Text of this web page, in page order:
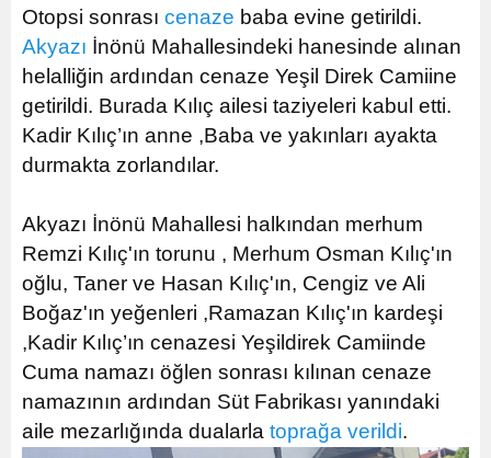
Otopsi sonrası cenaze baba evine getirildi.
Akyazı İnönü Mahallesindeki hanesinde alınan
helalliğin ardından cenaze Yeşil Direk Camiine
getirildi. Burada Kılıç ailesi taziyeleri kabul etti.
Kadir Kılıç’ın anne ,Baba ve yakınları ayakta
durmakta zorlandılar.
Akyazı İnönü Mahallesi halkından merhum
Remzi Kılıç'ın torunu , Merhum Osman Kılıç'ın
oğlu, Taner ve Hasan Kılıç'ın, Cengiz ve Ali
Boğaz'ın yeğenleri ,Ramazan Kılıç'ın kardeşi
,Kadir Kılıç’ın cenazesi Yeşildirek Camiinde
Cuma namazı öğlen sonrası kılınan cenaze
namazının ardından Süt Fabrikası yanındaki
aile mezarlığında dualarla toprağa verildi.